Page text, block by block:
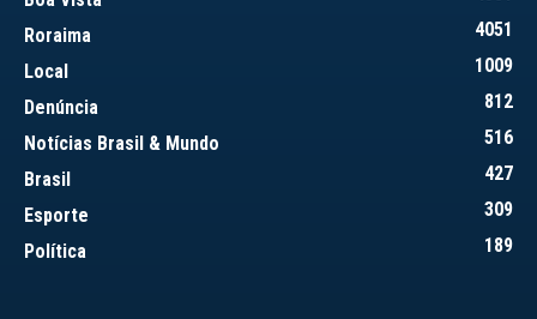
Roraima
4051
Local
1009
Denúncia
812
Notícias Brasil & Mundo
516
Brasil
427
Esporte
309
Política
189